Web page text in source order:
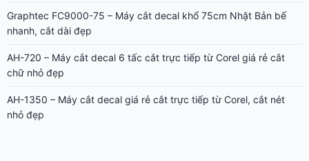
Graphtec FC9000-75 – Máy cắt decal khổ 75cm Nhật Bản bế
nhanh, cắt dài đẹp
AH-720 – Máy cắt decal 6 tấc cắt trực tiếp từ Corel giá rẻ cắt
chữ nhỏ đẹp
AH-1350 – Máy cắt decal giá rẻ cắt trực tiếp từ Corel, cắt nét
nhỏ đẹp